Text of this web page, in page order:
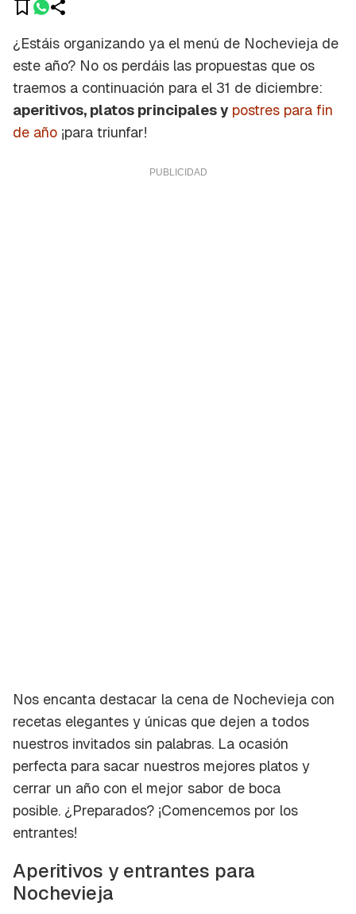
¿Estáis organizando ya el menú de Nochevieja de
este año? No os perdáis las propuestas que os
traemos a continuación para el 31 de diciembre:
aperitivos, platos principales y postres para fin
de año ¡para triunfar!
Nos encanta destacar la cena de Nochevieja con
recetas elegantes y únicas que dejen a todos
nuestros invitados sin palabras. La ocasión
perfecta para sacar nuestros mejores platos y
cerrar un año con el mejor sabor de boca
posible. ¿Preparados? ¡Comencemos por los
entrantes!
Aperitivos y entrantes para
Nochevieja